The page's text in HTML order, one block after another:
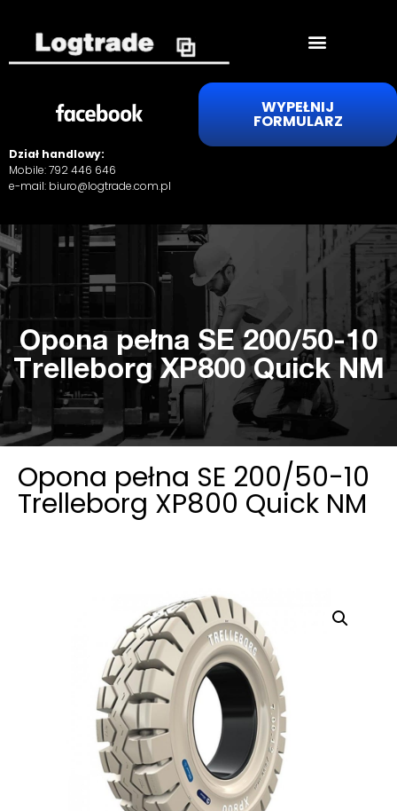
WYPEŁNIJ
FORMULARZ
Dział handlowy:
Mobile:792 446 646
e-mail: biuro@logtrade.com.pl
Opona pełna SE 200/50-10
Trelleborg XP800 Quick NM
Opona pełna SE 200/50-10
Trelleborg XP800 Quick NM